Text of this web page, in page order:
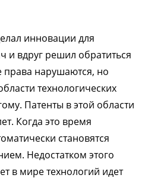
инновации для
и вдруг решил обратиться
права нарушаются, но
технологических
Патенты в этой области
Когда это время
становятся
Недостатком этого
в мире технологий идет